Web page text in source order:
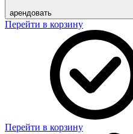
арендовать
Перейти в корзину
Перейти в корзину